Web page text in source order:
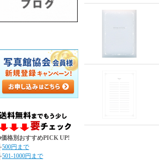
格別おすすめPICK UP!
├500円まで
├501-1000円まで